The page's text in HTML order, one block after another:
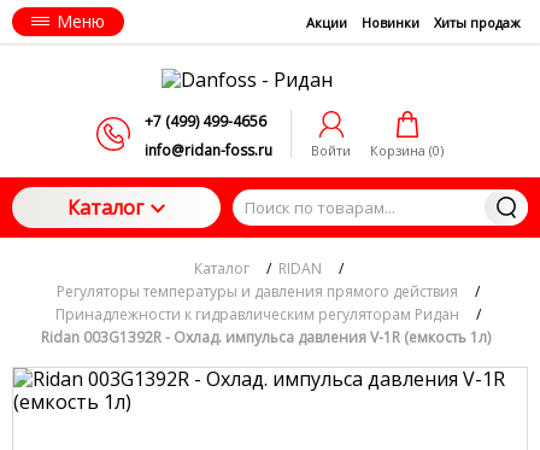
Меню Акции Новинки Хиты продаж
+7 (499) 499-4656
info@ridan-foss.ru
Войти Корзина (0)
Каталог
Каталог / RIDAN
/
Регуляторы температуры и давления прямого действия
/
Принадлежности к гидравлическим регуляторам Ридан
/
Ridan 003G1392R - Охлад. импульса давления V-1R (емкость 1л)